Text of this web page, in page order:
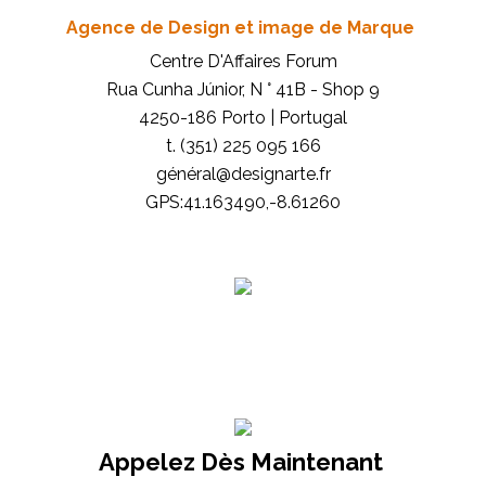
Agence de Design et image de Marque
Centre D'Affaires Forum
Rua Cunha Júnior, N ° 41B - Shop 9
4250-186 Porto | Portugal
t. (351) 225 095 166
général@designarte.fr
GPS:41.163490,-8.61260
Appelez Dès Maintenant